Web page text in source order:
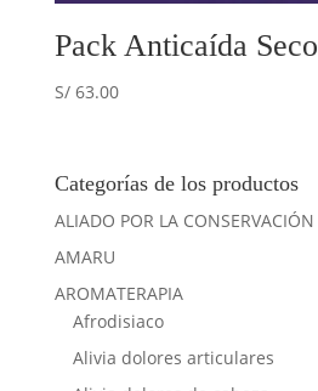
Pack Anticaída Seco
S/63.00
Categorías de los productos
ALIADO POR LA CONSERVACIÓN
AMARU
AROMATERAPIA
Afrodisiaco
Alivia dolores articulares